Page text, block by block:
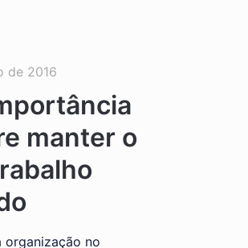
de 2016
manter o
organização no